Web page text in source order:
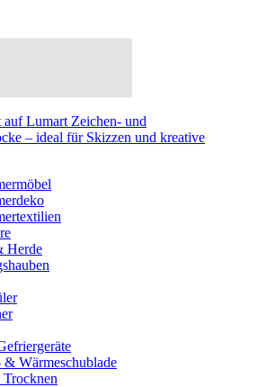
auf Lumart Zeichen- und
– ideal für Skizzen und kreative
Herde
& Wärmeschublade